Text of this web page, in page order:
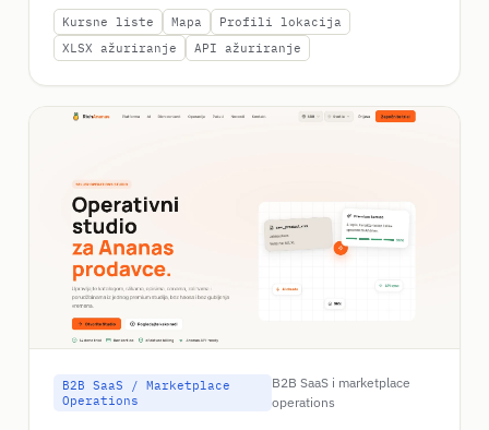
Kursne liste Mapa
Profili lokacija
XLSX ažuriranje
API ažuriranje
B2B SaaS / Marketplace
Operations
B2B SaaS i marketplace
operations